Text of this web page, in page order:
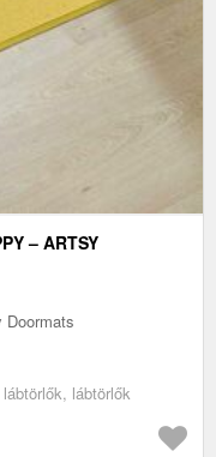
– ARTSY
Doormats
lábtörlők